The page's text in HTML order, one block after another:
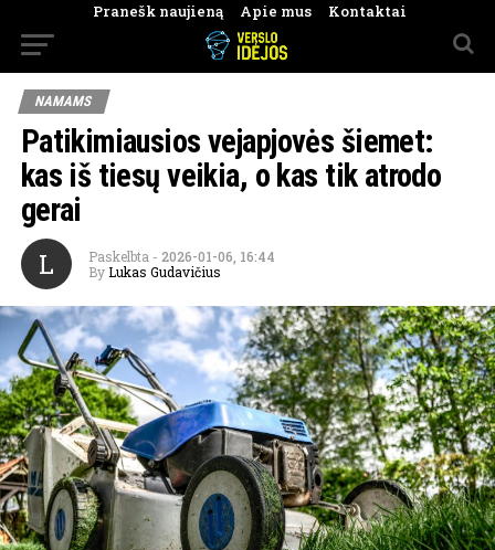
Pranešk naujieną Apie mus Kontaktai
NAMAMS
Patikimiausios vejapjovės šiemet:
kas iš tiesų veikia, o kas tik atrodo
gerai
L Paskelbta - 2026-01-06, 16:44
By Lukas Gudavičius